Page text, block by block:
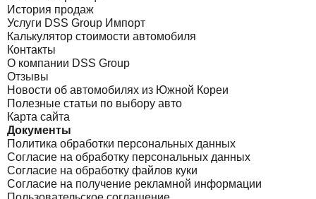
История продаж
Услуги DSS Group Импорт
Калькулятор стоимости автомобиля
Контакты
О компании DSS Group
Отзывы
Новости об автомобилях из Южной Кореи
Полезные статьи по выбору авто
Карта сайта
Документы
Политика обработки персональных данных
Согласие на обработку персональных данных
Согласие на обработку файлов куки
Согласие на получение рекламной информации